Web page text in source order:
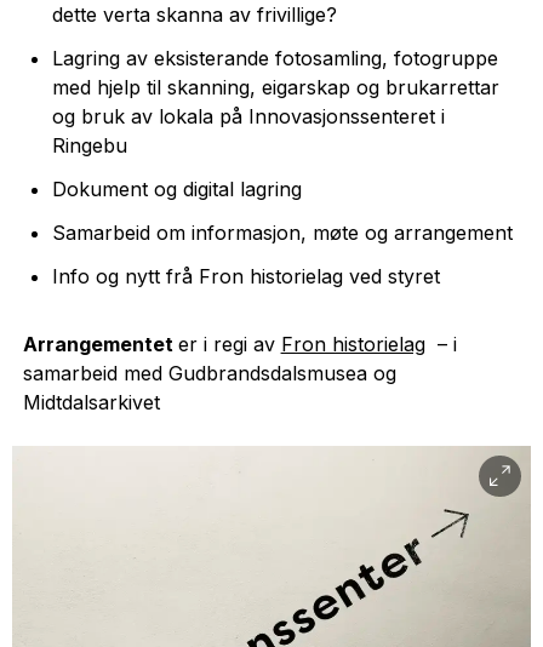
dette verta skanna av frivillige?
Lagring av eksisterande fotosamling, fotogruppe
med hjelp til skanning, eigarskap og brukarrettar
og bruk av lokala på Innovasjonssenteret i
Ringebu
Dokument og digital lagring
Samarbeid om informasjon, møte og arrangement
Info og nytt frå Fron historielag ved styret
Arrangementet er i regi av Fron historielag – i
samarbeid med Gudbrandsdalsmusea og
Midtdalsarkivet